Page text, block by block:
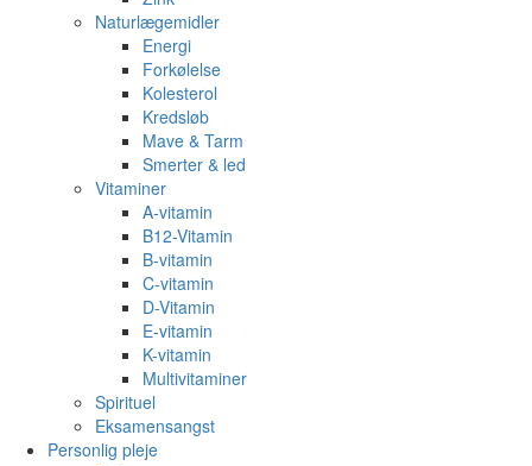
Naturlægemidler
Energi
Forkølelse
Kolesterol
Kredsløb
Mave & Tarm
Smerter & led
Vitaminer
A-vitamin
B12-Vitamin
B-vitamin
C-vitamin
D-Vitamin
E-vitamin
K-vitamin
Multivitaminer
Spirituel
Eksamensangst
Personlig pleje